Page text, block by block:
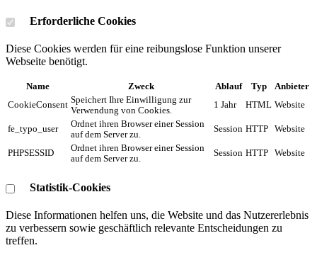
Erforderliche Cookies
Diese Cookies werden für eine reibungslose Funktion unserer
Webseite benötigt.
Name Zweck Ablauf Typ
Anbieter
CookieConsent Speichert Ihre Einwilligung zur
Verwendung von Cookies.
1 Jahr HTML Website
fe_typo_user
Ordnet ihren Browser einer Session
auf dem Server zu.
Session HTTP Website
PHPSESSID
Ordnet ihren Browser einer Session
auf dem Server zu.
Session HTTP Website
Statistik-Cookies
Diese Informationen helfen uns, die Website und das Nutzererlebnis
zu verbessern sowie geschäftlich relevante Entscheidungen zu
treffen.